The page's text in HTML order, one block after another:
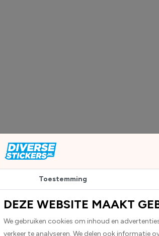
als rechthoekige stickers.Deze
Toestemming
DEZE WEBSITE MAAKT
We gebruiken cookies om inhoud en
verkeer te analyseren. We delen ook informatie